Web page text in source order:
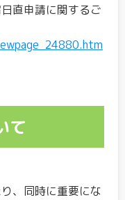
直申請に関するご
て
、同時に重要にな